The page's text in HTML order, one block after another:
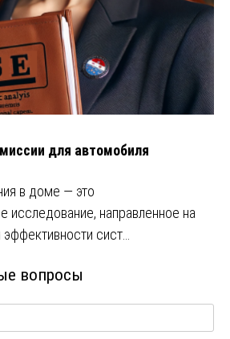
для автомобиля
в доме — это
исследование, направленное на
сист…
вопросы